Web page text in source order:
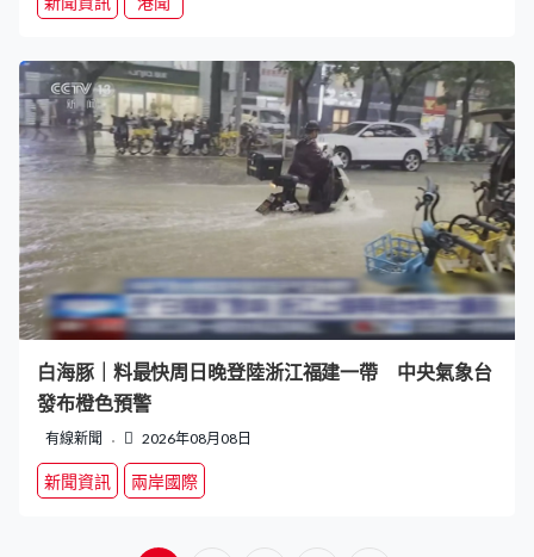
白海豚｜料最快周日晚登陸浙江福建一帶 中央氣象台
發布橙色預警
有線新聞 2026年08月08日
新聞資訊 兩岸國際